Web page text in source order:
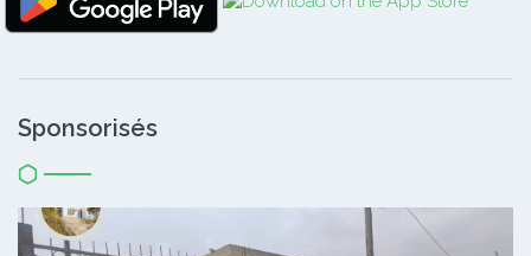
Sponsorisés